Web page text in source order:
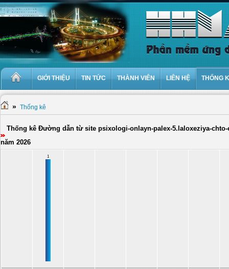
GIỚI THIỆU TIN TỨC THÀNH VIÊN LIÊN HỆ THỐNG
» Thống kê
Thống kê Đường dẫn từ site psixologi-onlayn-palex-5.laloxeziya-
năm 2026
1